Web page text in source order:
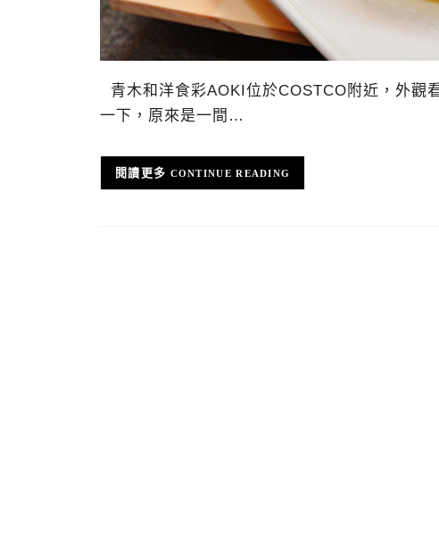
青木和洋食彩AOKI位於COSTCO附近，外觀
一下，原來是一間…
CONTINUE READING